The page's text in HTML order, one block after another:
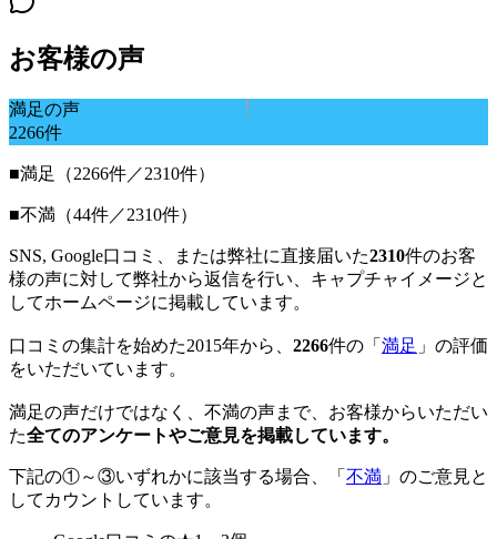
お客様の声
満足の声
2266件
■満足（2266件／2310件）
■不満（44件／2310件）
SNS, Google口コミ、または弊社に直接届いた2310件のお客
様の声に対して弊社から返信を行い、キャプチャイメージと
してホームページに掲載しています。
口コミの集計を始めた2015年から、 2266件の「 満足 」の評価
をいただいています。
満足の声だけではなく、不満の声まで、お客様からいただい
た全てのアンケートやご意見を掲載しています。
下記の①～③いずれかに該当する場合、「 不満 」のご意見と
してカウントしています。